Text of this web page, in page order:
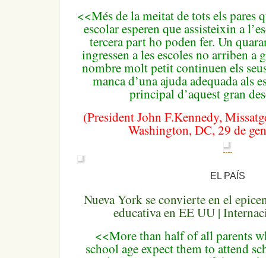
<<Més de la meitat de tots els pares
escolar esperen que assisteixin a
tercera part ho poden fer. Un
ingressen a les escoles no arriben a
nombre molt petit continuen els
manca d’una ajuda adequada als
principal d’aquest gran
(President John F.Kennedy,
Washington, DC, 29 de
EL PAÍS
Nueva York se convierte en el
educativa en EE UU |
<<More than half of all parents
school age expect them to attend